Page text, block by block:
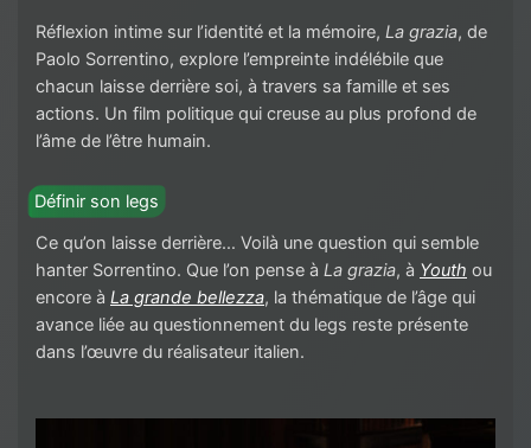
Réflexion intime sur l’identité et la mémoire, La grazia, de
Paolo Sorrentino, explore l’empreinte indélébile que
chacun laisse derrière soi, à travers sa famille et ses
actions. Un film politique qui creuse au plus profond de
l’âme de l’être humain.
Définir son legs
Ce qu’on laisse derrière… Voilà une question qui semble
hanter Sorrentino. Que l’on pense à La grazia, à Youth ou
encore à La grande bellezza, la thématique de l’âge qui
avance liée au questionnement du legs reste présente
dans l’œuvre du réalisateur italien.